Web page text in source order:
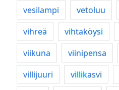
vesilampi
vetoluu
vihreä
vihtaköysi
viikuna
viinipensa
villijuuri
villikasvi